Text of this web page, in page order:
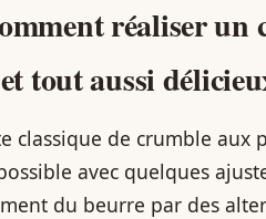
réaliser un
tout aussi
classique de crumble aux
avec quelques
du beurre par des